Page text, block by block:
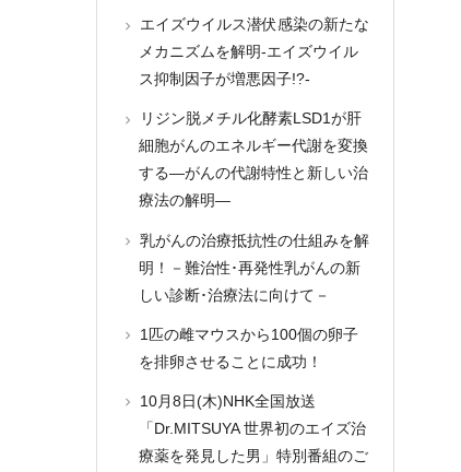
エイズウイルス潜伏感染の新たな
メカニズムを解明-エイズウイル
ス抑制因子が増悪因子!?-
リジン脱メチル化酵素LSD1が肝
細胞がんのエネルギー代謝を変換
する―がんの代謝特性と新しい治
療法の解明―
乳がんの治療抵抗性の仕組みを解
明！－難治性･再発性乳がんの新
しい診断･治療法に向けて－
1匹の雌マウスから100個の卵子
を排卵させることに成功！
10月8日(木)NHK全国放送
「Dr.MITSUYA 世界初のエイズ治
療薬を発見した男」特別番組のご